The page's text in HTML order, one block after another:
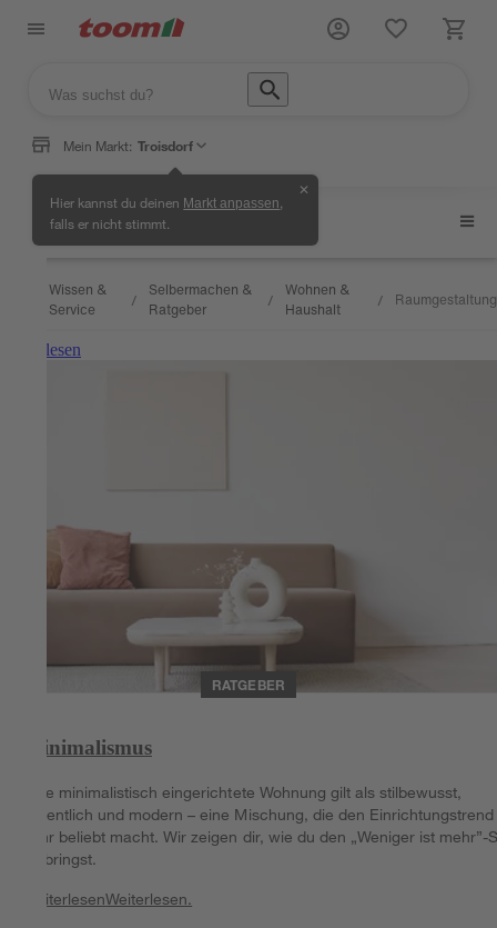
Mein Markt: Troisdorf
Hier kannst du deinen Markt anpassen
falls er nicht stimmt.
✕
Raumgestaltung
Wissen &
Service
/
Selbermachen &
Ratgeber
/
Wohnen &
Haushalt
/ Raumgestaltung
Weiterlesen
RATGEBER
Minimalismus
Eine minimalistisch eingerichtete Wohnung gilt als stilbewusst,
ordentlich und modern – eine Mischung, die den Einrichtungstrend
sehr beliebt macht. Wir zeigen dir, wie du den „Weniger ist mehr”-
einbringst.
WeiterlesenWeiterlesen.